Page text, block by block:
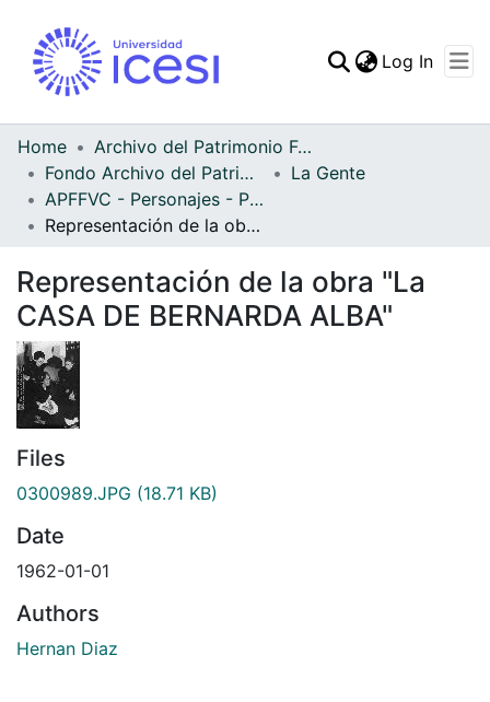
Statistics
Log In
Home
Archivo del Patrimonio Fotográfico y Fílmico del Valle del Cauca
Fondo Archivo del Patrimonio Fotográfico y Fílmico del Valle del Cauca
La Gente
APFFVC - Personajes - Patrimonial
Representación de la obra "La CASA DE BERNARDA ALBA"
Representación de la obra "La
CASA DE BERNARDA ALBA"
Files
0300989.JPG (18.71 KB)
Date
1962-01-01
Authors
Hernan Diaz